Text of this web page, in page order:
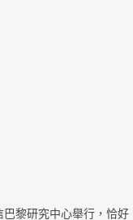
黎研究中心舉行，恰好